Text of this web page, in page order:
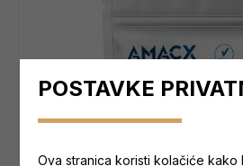
POSTAVKE
Ova stranica koristi kolačiće kako